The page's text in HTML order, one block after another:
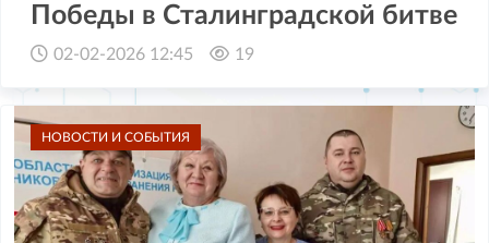
Победы в Сталинградской битве
02-02-2026 12:45 19
НОВОСТИ И СОБЫТИЯ